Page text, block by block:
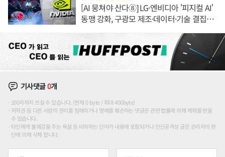
[AI 뭉쳐야 산다⑧] LG·엔비디아 '피지컬 AI'
동맹 강화, 구광모 제조·데이터·기술 결집
기사댓글0개
200자까지 쓰실 수 있습니다. (현재 0 byte / 최대 400byte)
저작권 등 다른 사람의 권리를 침해하거나 명예를 훼손하는 댓글은 관련 법률에 의해 제재를 받을
수 있습니다.
타인에게 불쾌감을 주는 욕설 등 비하하는 단어가 내용에 포함되거나 인신공격성 글은 관리자의 판
단에 의해 삭제 합니다.